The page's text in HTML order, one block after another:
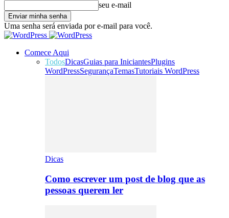
seu e-mail
Uma senha será enviada por e-mail para você.
Comece Aqui
TodosDicasGuias para IniciantesPlugins
WordPressSegurançaTemasTutoriais WordPress
Dicas
Como escrever um post de blog que as
pessoas querem ler